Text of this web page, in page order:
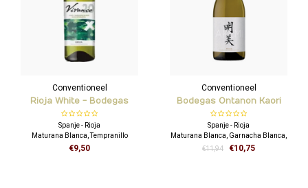
Conventioneel
Rioja White - Bodegas
Vivanco
Spanje - Rioja
Maturana Blanca, Tempranillo
Blanca, Viura
€9,50
Conventioneel
Bodegas Ontanon Kaori
Viura
Spanje - Rioja
Maturana Blanca, Garnacha Blanca,
Viura
€11,94 €10,75